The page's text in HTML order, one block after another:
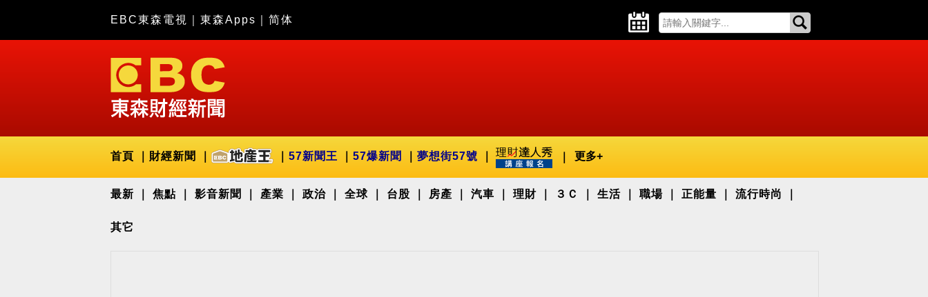
EBC東森電視 東森Apps 简体
首頁 財經新聞 57新聞王 57爆新聞 夢想街57號 更多+
最新 焦點 影音新聞 產業 政治 全球 台股 房產 汽車 理財 ３Ｃ 生活 職場 正能量 流行時尚
其它